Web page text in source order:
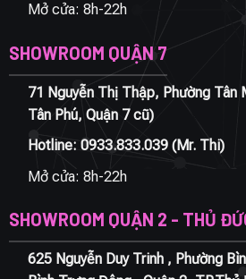
Mở cửa: 8h-22h
SHOWROOM QUẬN 7
71 Nguyễn Thị Thập, Phường Tân
Tân Phú, Quận 7 cũ)
Hotline: 0933.833.039(Mr. Thi)
Mở cửa: 8h-22h
SHOWROOM QUẬN 2 - THỦ
625 Nguyễn Duy Trinh , Phường